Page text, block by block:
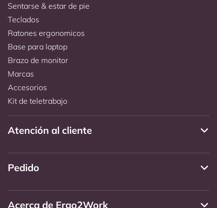
Sentarse & estar de pie
Teclados
Ratones ergonomicos
Base para laptop
Brazo de monitor
Marcas
Accesorios
Kit de teletrabajo
Atención al cliente
Pedido
Acerca de Ergo2Work